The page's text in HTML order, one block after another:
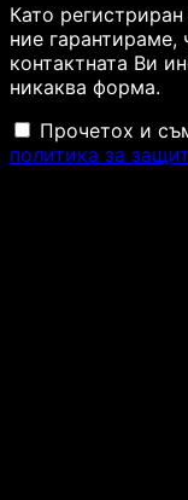
Като
ние
контактната Ви
никаква форма.
Прочетох и
политика за